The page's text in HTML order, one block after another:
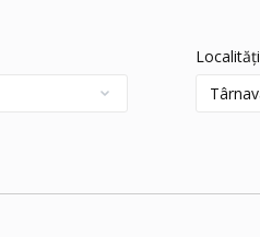
Localități